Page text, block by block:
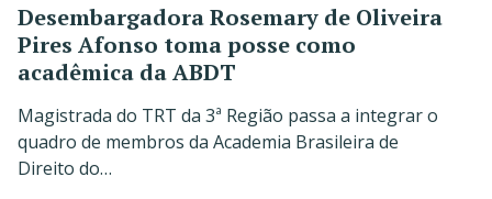
Desembargadora Rosemary de Oliveira
Pires Afonso toma posse como
acadêmica da ABDT
Magistrada do TRT da 3ª Região passa a integrar o
quadro de membros da Academia Brasileira de
Direito do…